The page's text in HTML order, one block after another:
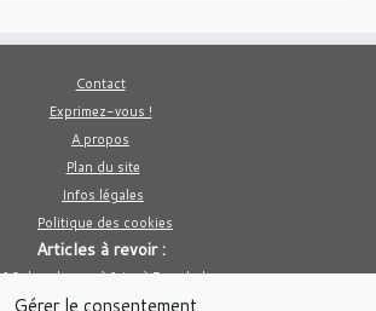
Gérer le consentement
Contact
Exprimez-vous !
A propos
Plan du site
Infos légales
Politique des cookies
Articles à revoir :
10 des choses à faire à Bangkok
Le poivre est il bon pour la santé ?